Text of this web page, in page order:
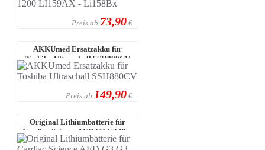
Preis ab 73,90 €
AKKUmed Ersatzakku für
Toshiba Ultraschall SSH880CV
Preis ab 149,90 €
Original Lithiumbatterie für
Cardiac Science AED G3 G3 Plus